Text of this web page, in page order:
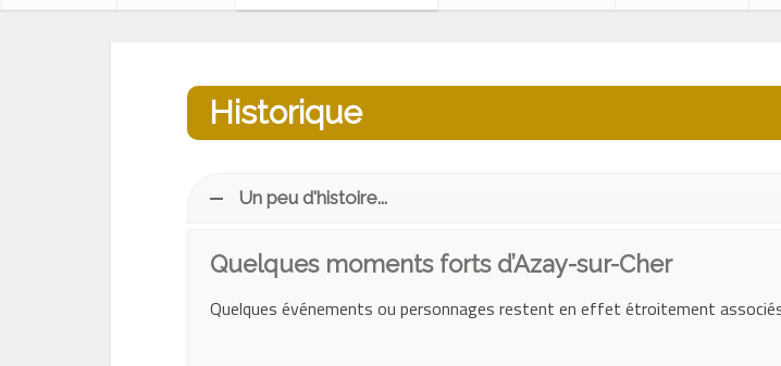
Historique
Un peu d'histoire...
Quelques moments forts d’Azay-sur-Cher
Quelques événements ou personnages restent en effet étroitement associés